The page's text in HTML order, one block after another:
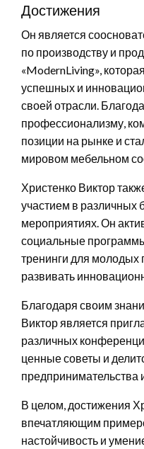
Достижения
Он является
по производству и
«ModernLiving»,
успешных и
своей отрасли.
профессионализму,
позиции на рынке и
мировом мебельном
Христенко Виктор
участием в различных
мероприятиях. Он
социальные
тренинги для молодых
развивать
Благодаря своим
Виктор является
различных
ценные советы и
предпринимательства
В целом, достижения
впечатляющим
настойчивость и